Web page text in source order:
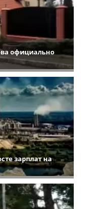
официально
зарплат на